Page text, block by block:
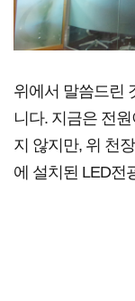
위에서 말씀드린
니다. 지금은 전
지 않지만, 위 천
에 설치된 LED전